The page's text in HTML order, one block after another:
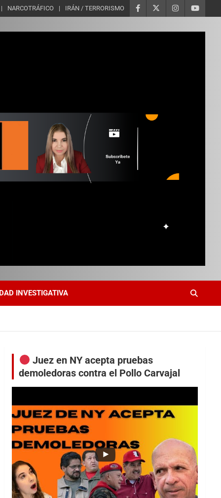
NARCOTRÁFICO IRÁN / TERRORISMO
INVESTIGATIVA
Juez en NY acepta pruebas
demoledoras contra el Pollo Carvajal